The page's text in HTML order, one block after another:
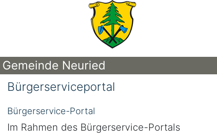
Gemeinde Neuried
Bürgerserviceportal
Bürgerservice-Portal
Im Rahmen des Bürgerservice-Portals